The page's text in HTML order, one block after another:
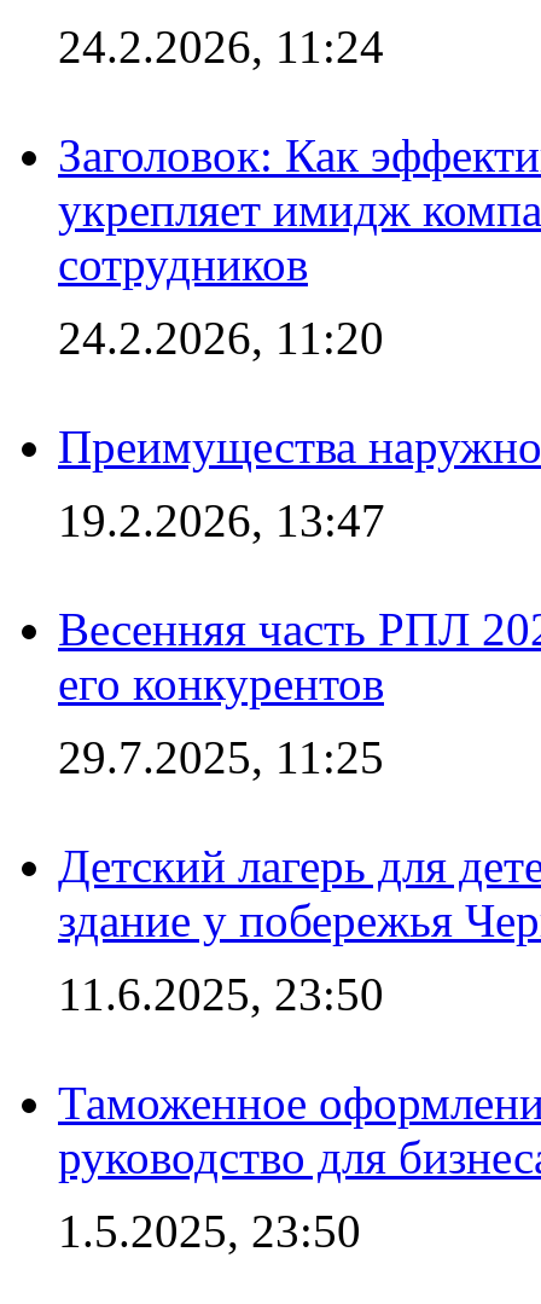
24.2.2026, 11:24
Заголовок: Как
укрепляет имидж
сотрудников
24.2.2026, 11:20
Преимущества
19.2.2026, 13:47
Весенняя часть РПЛ
его конкурентов
29.7.2025, 11:25
Детский лагерь для
здание у побережья
11.6.2025, 23:50
Таможенное
руководство для
1.5.2025, 23:50